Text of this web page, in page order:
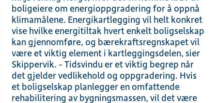
boligeiere om energioppgradering for å oppnå
klimamålene. Energikartlegging vil helt konkret
vise hvilke energitiltak hvert enkelt boligselskap
kan gjennomføre, og bærekraftsregnskapet vil
være et viktig element i kartleggingsdelen, sier
Skippervik. - Tidsvindu er et viktig begrep når
det gjelder vedlikehold og oppgradering. Hvis
et boligselskap planlegger en omfattende
rehabilitering av bygningsmassen, vil det være